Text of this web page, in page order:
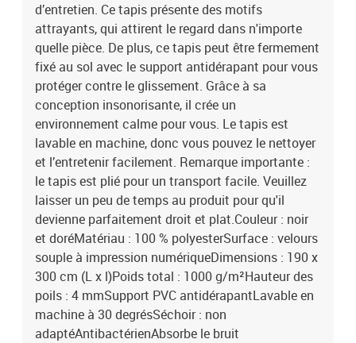
d’entretien. Ce tapis présente des motifs
attrayants, qui attirent le regard dans n'importe
quelle pièce. De plus, ce tapis peut être fermement
fixé au sol avec le support antidérapant pour vous
protéger contre le glissement. Grâce à sa
conception insonorisante, il crée un
environnement calme pour vous. Le tapis est
lavable en machine, donc vous pouvez le nettoyer
et l’entretenir facilement. Remarque importante :
le tapis est plié pour un transport facile. Veuillez
laisser un peu de temps au produit pour qu'il
devienne parfaitement droit et plat.Couleur : noir
et doréMatériau : 100 % polyesterSurface : velours
souple à impression numériqueDimensions : 190 x
300 cm (L x l)Poids total : 1000 g/m²Hauteur des
poils : 4 mmSupport PVC antidérapantLavable en
machine à 30 degrésSéchoir : non
adaptéAntibactérienAbsorbe le bruit